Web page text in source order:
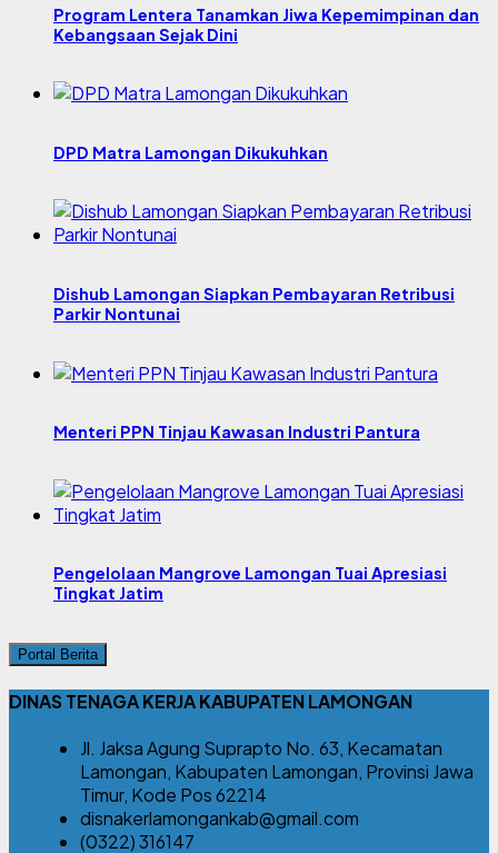
Program Lentera Tanamkan Jiwa Kepemimpinan dan
Kebangsaan Sejak Dini
DPD Matra Lamongan Dikukuhkan
Dishub Lamongan Siapkan Pembayaran Retribusi
Parkir Nontunai
Menteri PPN Tinjau Kawasan Industri Pantura
Pengelolaan Mangrove Lamongan Tuai Apresiasi
Tingkat Jatim
Portal Berita
DINAS TENAGA KERJA KABUPATEN LAMONGAN
Jl. Jaksa Agung Suprapto No. 63, Kecamatan
Lamongan, Kabupaten Lamongan, Provinsi Jawa
Timur, Kode Pos 62214
disnakerlamongankab@gmail.com
(0322) 316147